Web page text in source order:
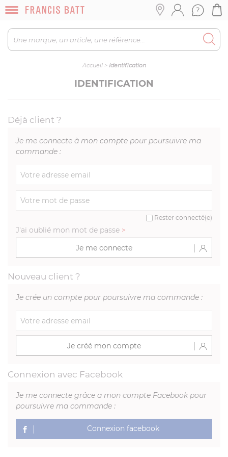
Accueil> Identification
IDENTIFICATION
Déjà client ?
Je me connecte à mon compte pour poursuivre ma
commande :
Rester connecté(e)
J'ai oublié mon mot de passe >
Je me connecte
Nouveau client ?
Je crée un compte pour poursuivre ma commande :
Je créé mon compte
Connexion avec Facebook
Je me connecte grâce a mon compte Facebook pour
poursuivre ma commande :
Connexion facebook